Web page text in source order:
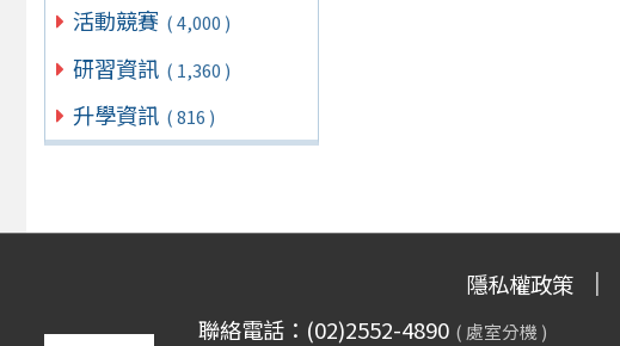
活動競賽 ( 4,000 )
研習資訊 ( 1,360 )
升學資訊 ( 816 )
隱私權政策
聯絡電話：(02)2552-4890 ( 處室分機 )